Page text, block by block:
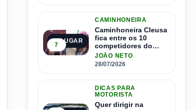
4º LUGAR
7
CAMINHONEIRA
Caminhoneira Cleusa
fica entre os 10
competidores do
Master Driver Brasil
JOÃO NETO
28/07/2026
DICAS PARA
MOTORISTA
Quer dirigir na